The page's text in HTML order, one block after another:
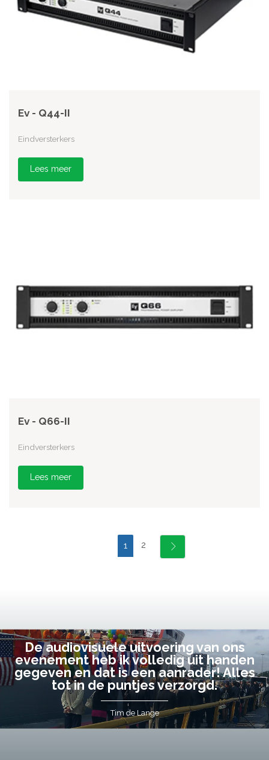
Ev - Q44-II
Eindversterkers
Lees meer
Ev - Q66-II
Eindversterkers
Lees meer
1 2
De audiovisuele uitvoering van ons
evenement heb ik volledig uit handen
gegeven en dat is een aanrader! Alles
tot in de puntjes verzorgd.
Tim de Lange